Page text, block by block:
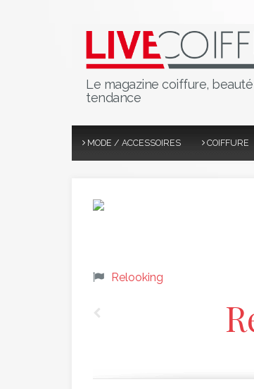
Le magazine coiffure,
tendance
MODE / ACCESSOIRES COIFFURE
Relooking